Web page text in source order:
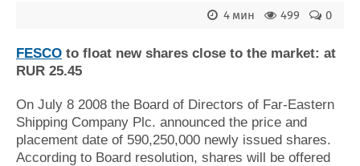
Судостроение
Пульс
Новости
Компании
Репутация
Работа
Торговая площадка
Продажа флота
Оборудование
Изделия
Материалы
0
499
4 мин
FESCO to float new shares close to the market: at
RUR 25.45
On July 8 2008 the Board of Directors of Far-Eastern
Shipping Company Plc. announced the price and
placement date of 590,250,000 newly issued shares.
According to Board resolution, shares will be offered